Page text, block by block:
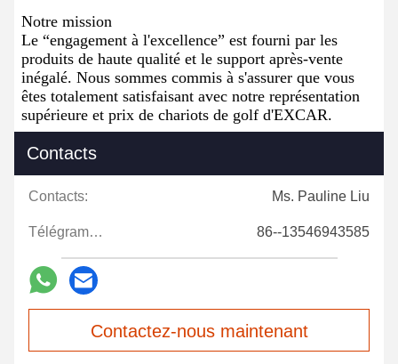
Notre mission
Le “engagement à l'excellence” est fourni par les
produits de haute qualité et le support après-vente
inégalé. Nous sommes commis à s'assurer que vous
êtes totalement satisfaisant avec notre représentation
supérieure et prix de chariots de golf d'EXCAR.
Contacts
Contacts: Ms. Pauline Liu
Télégramme: 86--13546943585
Contactez-nous maintenant